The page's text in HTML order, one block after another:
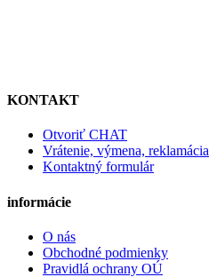
KONTAKT
Otvoriť CHAT
Vrátenie, výmena, reklamácia
Kontaktný formulár
informácie
O nás
Obchodné podmienky
Pravidlá ochrany OÚ